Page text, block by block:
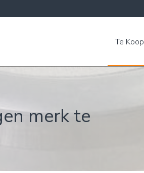
Te Koop
merk te